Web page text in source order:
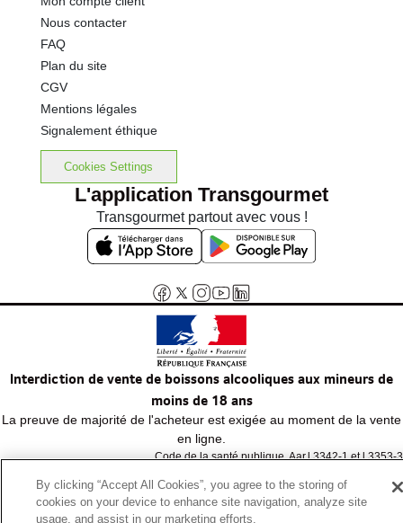
Nous contacter
FAQ
Plan du site
CGV
Mentions légales
Signalement éthique
Cookies Settings
L'application Transgourmet
Transgourmet partout avec vous !
Interdiction de vente de boissons alcooliques aux mineurs de
moins de 18 ans
La preuve de majorité de l'acheteur est exigée au moment de la vente
en ligne.
Code de la santé publique, Aar.l.3342-1 et l.3353-3
© Tous droits réservés
By clicking “Accept All Cookies”, you agree to the storing of
cookies on your device to enhance site navigation, analyze site
usage, and assist in our marketing efforts.